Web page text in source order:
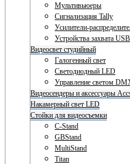
Мультивьюеры
Сигнализация Tally
Усилители-
Устройства захвата
Видеосвет студийный
Галогенный свет
Светодиодный LED
Управление светом
Видеосендеры и аксессуары
Накамерный свет LED
Стойки для видеосъемки
C-Stand
GBStand
MultiStand
Titan